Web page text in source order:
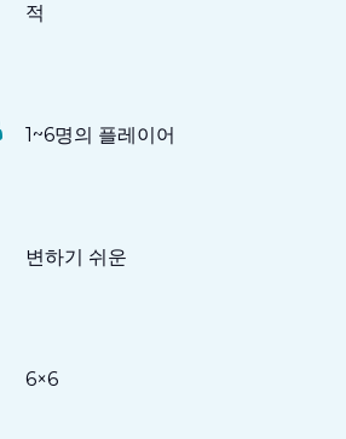
적
1~6명의 플레이어
변하기 쉬운
6×6